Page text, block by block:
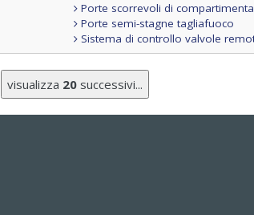
Porte scorrevoli di
Porte semi-stagne tagliafuoco
Sistema di controllo valvole
visualizza 20successivi...